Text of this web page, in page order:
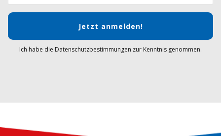
Jetzt anmelden!
Ich habe die Datenschutzbestimmungen zur Kenntnis genommen.